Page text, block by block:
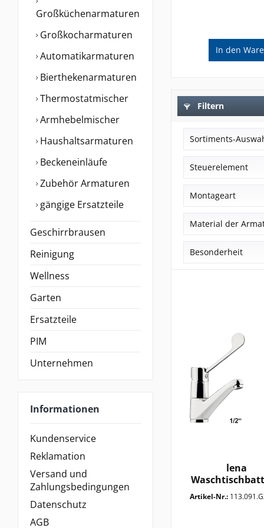
Großküchenarmaturen
Großkocharmaturen
Automatikarmaturen
Bierthekenarmaturen
Thermostatmischer
Armhebelmischer
Haushaltsarmaturen
Beckeneinläufe
Zubehör Armaturen
gängige Ersatzteile
Geschirrbrausen
Reinigung
Wellness
Garten
Ersatzteile
PIM
Unternehmen
Informationen
Kundenservice
Reklamation
Versand und
Zahlungsbedingungen
Datenschutz
AGB
In den
Filtern
Sortiments-
Sortiment W
Sortiment E
Kernsortiment
Steuerelement
Kartusche Typ
Kartusche Typ
1/2"
Montageart
1-Loch-
Wand-Montage
Material der
Edelstahl
Besonderheit
Ausziehbare
Starrer Auslauf
lena
1/2"
Artikel-Nr.: